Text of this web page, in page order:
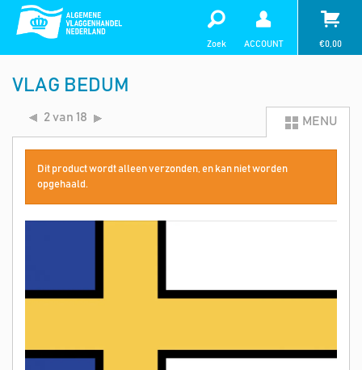
Zoek ACCOUNT €0,00
VLAG BEDUM
2 van 18 MENU
Dit product wordt alleen verzonden, en kan niet worden
opgehaald.